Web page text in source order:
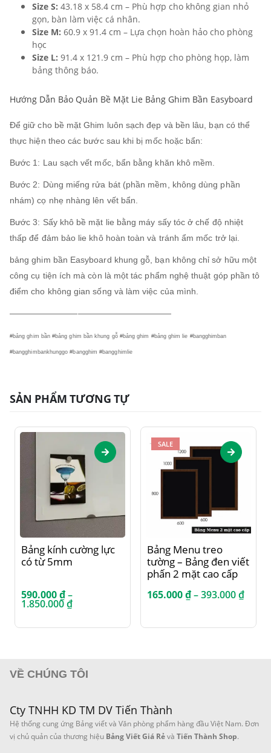
Size S: 43.18 x 58.4 cm – Phù hợp cho không gian nhỏ
gọn, bàn làm việc cá nhân.
Size M: 60.9 x 91.4 cm – Lựa chọn hoàn hảo cho phòng
học
Size L: 91.4 x 121.9 cm – Phù hợp cho phòng họp, làm
bảng thông báo.
Hướng Dẫn Bảo Quản Bề Mặt Lie Bảng Ghim Bần Easyboard
Để giữ cho bề mặt Ghim luôn sạch đẹp và bền lâu, bạn có thể
thực hiện theo các bước sau khi bị mốc hoặc bẩn:
Bước 1: Lau sạch vết mốc, bẩn bằng khăn khô mềm.
Bước 2: Dùng miếng rửa bát (phần mềm, không dùng phần
nhám) cọ nhẹ nhàng lên vết bẩn.
Bước 3: Sấy khô bề mặt lie bằng máy sấy tóc ở chế độ nhiệt
thấp để đảm bảo lie khô hoàn toàn và tránh ẩm mốc trở lại.
bảng ghim bần Easyboard khung gỗ, bạn không chỉ sở hữu một
công cụ tiện ích mà còn là một tác phẩm nghệ thuật góp phần tô
điểm cho không gian sống và làm việc của mình.
———————————————————
#bảng ghim bần #bảng ghim bần khung gỗ #bảng ghim #bảng ghim lie #bangghimban
#bangghimbankhunggo #bangghim #bangghimlie
SẢN PHẨM TƯƠNG TỰ
Sản phẩm này có nhiều biến thể. Các tùy chọn có thể được chọn trên trang sản phẩm
Bảng kính cường lực
có từ 5mm
590.000₫–
1.850.000₫Khoảng
590.000 ₫
SALE
Bảng Menu treo
tường – Bảng đen viết
phấn 2 mặt cao cấp
165.000₫–393.000₫
đến
VỀ CHÚNG TÔI
Cty TNHH KD TM DV Tiến Thành
Hệ thống cung ứng Bảng viết và Văn phòng phẩm hàng đầu Việt Nam. Đơn
vị chủ quản của thương hiệu Bảng Viết Giá Rẻvà Tiến Thành Shop.